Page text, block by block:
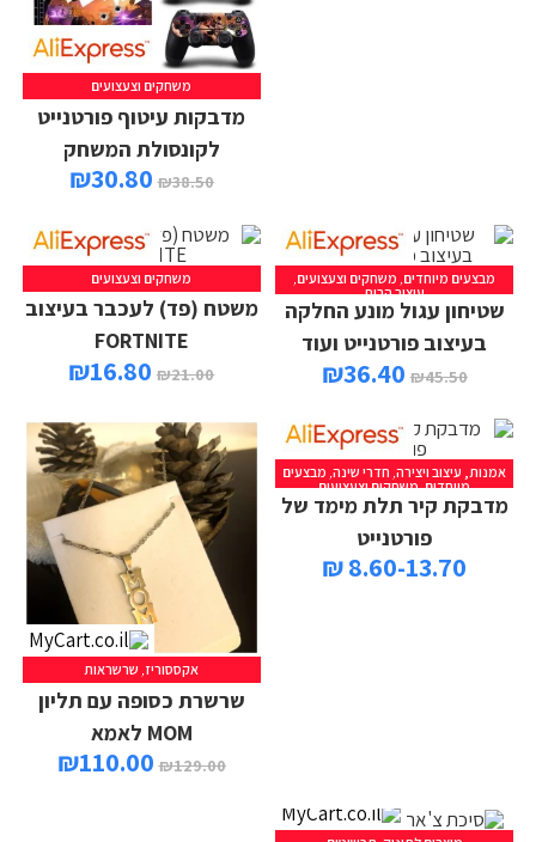
משחקים וצעצועים
מדבקות עיטוף פורטנייט
לקונסולת המשחק
₪38.50
₪30.80
מבצעים מיוחדים משחקים וצעצועים
עיצוב הבית
שטיחון עגול מונע החלקה
בעיצוב פורטנייט ועוד
₪45.50
₪36.40
משחקים וצעצועים
משטח (פד) לעכבר בעיצוב
FORTNITE
₪21.00
₪16.80
אמנות, עיצוב ויצירה, חדרי שינה, מבצעים
מיוחדים,משחקים וצעצועים
מדבקת קיר תלת מימד של
פורטנייט
8.60-13.70 ₪
הוספה לסל
אקססוריז, שרשראות
שרשרת כסופה עם תליון
MOM לאמא
₪129.00
₪110.00